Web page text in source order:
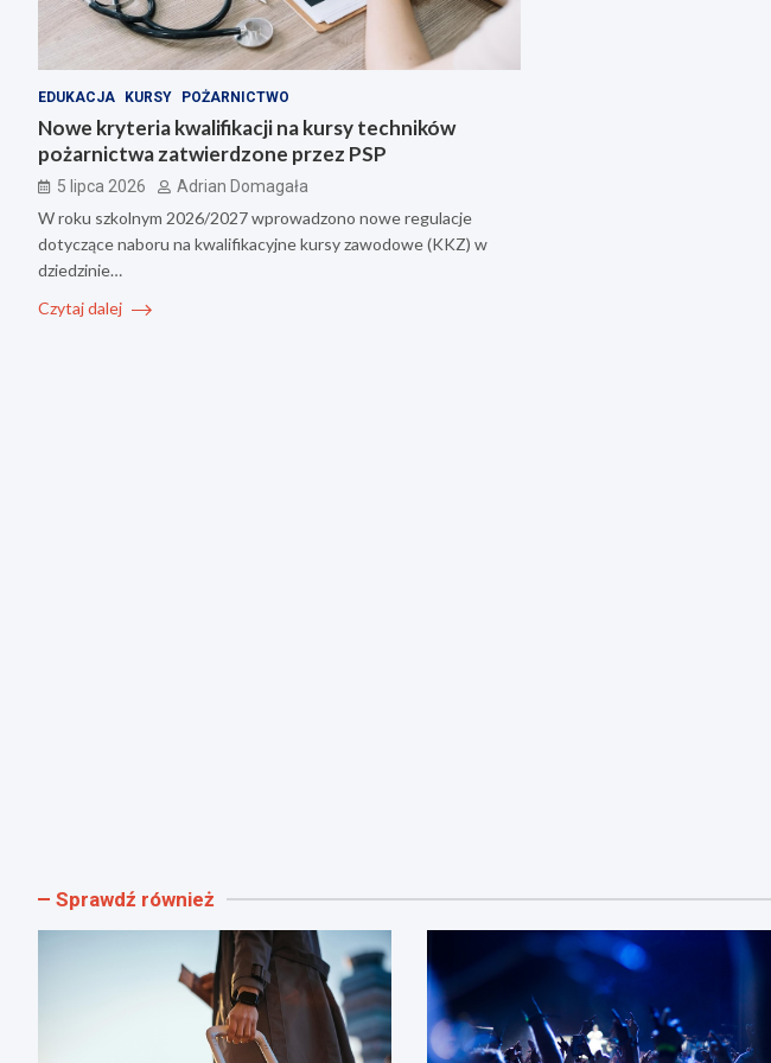
EDUKACJA KURSY POŻARNICTWO
Nowe kryteria kwalifikacji na kursy techników
pożarnictwa zatwierdzone przez PSP
5 lipca 2026 Adrian Domagała
W roku szkolnym 2026/2027 wprowadzono nowe regulacje
dotyczące naboru na kwalifikacyjne kursy zawodowe (KKZ) w
dziedzinie…
Czytaj dalej
Sprawdź również